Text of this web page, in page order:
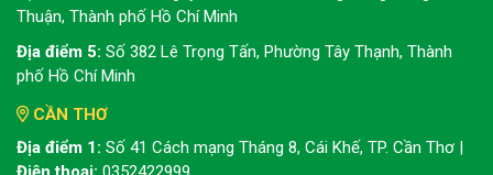
Thuận, Thành phố Hồ Chí Minh
Địa điểm 5: Số 382 Lê Trọng Tấn, Phường Tây Thạnh, Thành
phố Hồ Chí Minh
CẦN THƠ
Địa điểm 1: Số 41 Cách mạng Tháng 8, Cái Khế, TP. Cần Thơ |